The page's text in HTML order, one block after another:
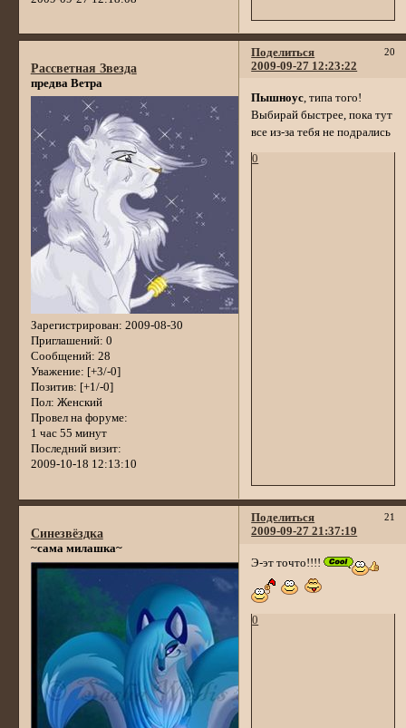
Поделиться 20
2009-09-27 12:23:22
Рассветная Звезда
предва Ветра
Зарегистрирован: 2009-08-30
Приглашений: 0
Сообщений: 28
Уважение: [+3/-0]
Позитив: [+1/-0]
Пол: Женский
Провел на форуме:
1 час 55 минут
Последний визит:
2009-10-18 12:13:10
Пышноус, типа того!
Выбирай быстрее, пока тут
все из-за тебя не подрались
0
Поделиться 21
2009-09-27 21:37:19
Синезвёздка
~сама милашка~
Э-эт точто!!!!
0